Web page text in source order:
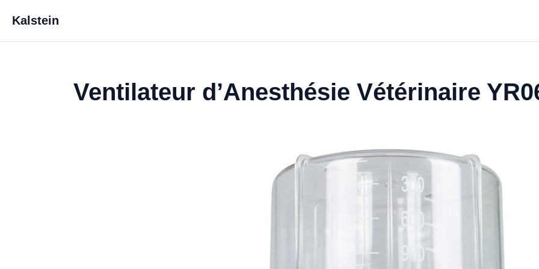
Kalstein
Ventilateur d’Anesthésie Vétérinaire